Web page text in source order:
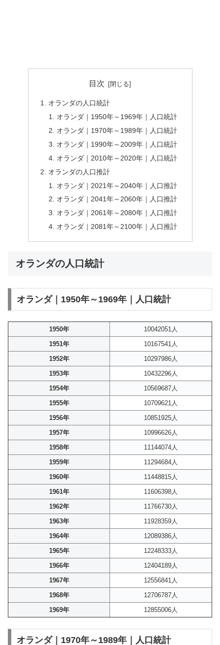
目次
オランダの人口統計
オランダ｜1950年～1969年｜人口統計
オランダ｜1970年～1989年｜人口統計
オランダ｜1990年～2009年｜人口統計
オランダ｜2010年～2020年｜人口統計
オランダの人口推計
オランダ｜2021年～2040年｜人口推計
オランダ｜2041年～2060年｜人口推計
オランダ｜2061年～2080年｜人口推計
オランダ｜2081年～2100年｜人口推計
オランダの人口統計
オランダ｜1950年～1969年｜人口統計
1950年
10042051人
1951年
10167541人
1952年
10297986人
1953年
10432296人
1954年
10569687人
1955年
10709621人
1956年
10851925人
1957年
10996626人
1958年
11144074人
1959年
11294684人
1960年
11448815人
1961年
11606398人
1962年
11766730人
1963年
11928359人
1964年
12089386人
1965年
12248333人
1966年
12404189人
1967年
12556841人
1968年
12706787人
1969年
12855006人
オランダ｜1970年～1989年｜人口統計